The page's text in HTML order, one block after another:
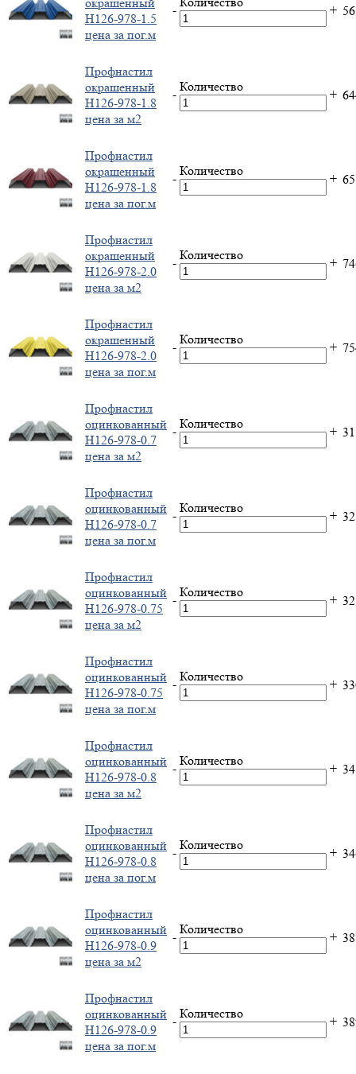
Н126-978-1.5
цена за пог.м
- +
Профнастил
окрашенный
Н126-978-1.8
цена за м2
-
Количество
+
Профнастил
окрашенный
Н126-978-1.8
цена за пог.м
-
Количество
+
Профнастил
окрашенный
Н126-978-2.0
цена за м2
-
Количество
+
Профнастил
окрашенный
Н126-978-2.0
цена за пог.м
-
Количество
+
Профнастил
оцинкованный
Н126-978-0.7
цена за м2
-
Количество
+
Профнастил
оцинкованный
Н126-978-0.7
цена за пог.м
-
Количество
+
Профнастил
оцинкованный
Н126-978-0.75
цена за м2
-
Количество
+
Профнастил
оцинкованный
Н126-978-0.75
цена за пог.м
-
Количество
+
Профнастил
оцинкованный
Н126-978-0.8
цена за м2
-
Количество
+
Профнастил
оцинкованный
Н126-978-0.8
цена за пог.м
-
Количество
+
Профнастил
оцинкованный
Н126-978-0.9
цена за м2
-
Количество
+
Профнастил
оцинкованный
Н126-978-0.9
цена за пог.м
-
Количество
+